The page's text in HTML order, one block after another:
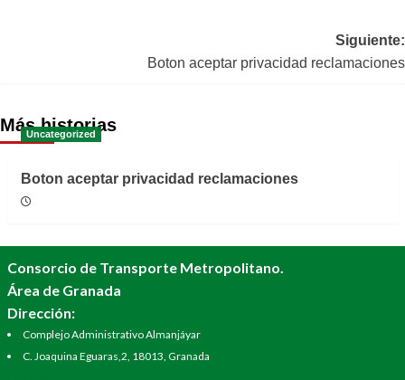
Siguiente:
Boton aceptar privacidad reclamaciones
Más historias
Uncategorized
Boton aceptar privacidad reclamaciones
Consorcio de Transporte Metropolitano.
Área de Granada
Dirección:
Complejo Administrativo Almanjáyar
C. Joaquina Eguaras,2, 18013, Granada